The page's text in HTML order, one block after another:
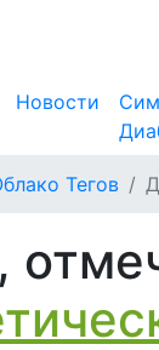
Новости
Тегов